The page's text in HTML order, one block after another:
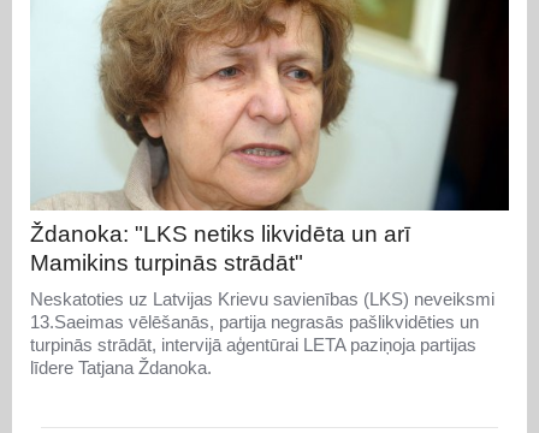
Ždanoka: "LKS netiks likvidēta un arī
Mamikins turpinās strādāt"
Neskatoties uz Latvijas Krievu savienības (LKS) neveiksmi
13.Saeimas vēlēšanās, partija negrasās pašlikvidēties un
turpinās strādāt, intervijā aģentūrai LETA paziņoja partijas
līdere Tatjana Ždanoka.